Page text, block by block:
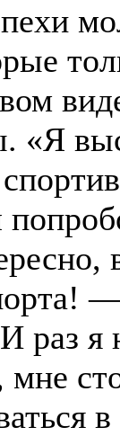
«Я
раз я
мне